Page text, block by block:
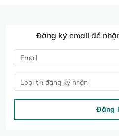
Đăng ký email để
Loại tin đăng ký nhận
Đăng